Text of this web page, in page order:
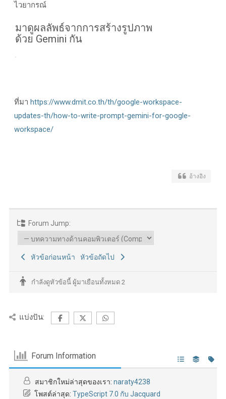
ไวยากรณ์
มาดูผลลัพธ์จากการสร้างรูปภาพ
ด้วย Gemini กัน
ที่มา https://www.dmit.co.th/th/google-workspace-
updates-th/how-to-write-prompt-gemini-for-google-
workspace/
อ้างอิง
Forum Jump:
หัวข้อก่อนหน้า หัวข้อถัดไป
กำลังดูหัวข้อนี้ ผู้มาเยือนทั้งหมด 2
แบ่งปัน:
Forum Information
สมาชิกใหม่ล่าสุดของเรา: naraty4238
โพสต์ล่าสุด: TypeScript 7.0 กับ Jacquard